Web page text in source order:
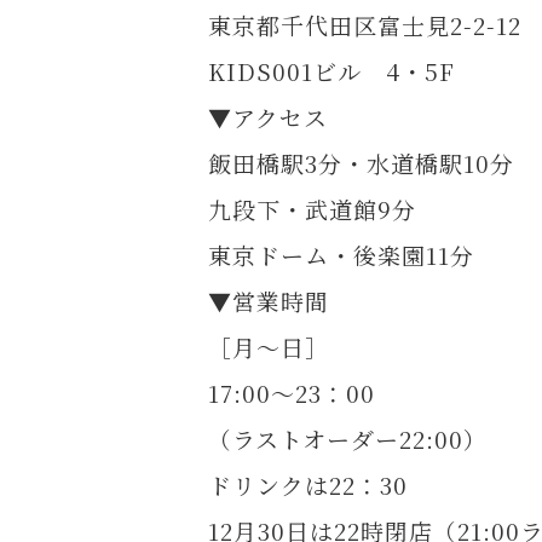
東京都千代田区富士見2-2-12
KIDS001ビル 4・5F
▼アクセス
飯田橋駅3分・水道橋駅10分
九段下・武道館9分
東京ドーム・後楽園11分
▼営業時間
［月～日］
17:00～23：00
（ラストオーダー22:00）
ドリンクは22：30
12月30日は22時閉店（21:00ラ